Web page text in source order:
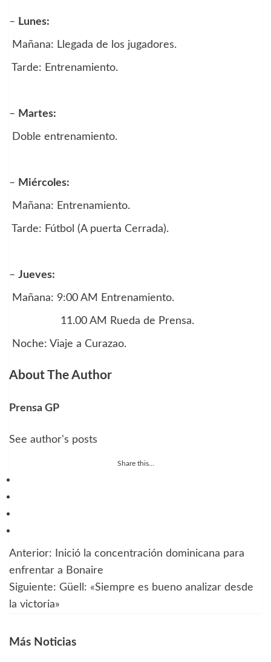
– Lunes:
Mañana: Llegada de los jugadores.
Tarde: Entrenamiento.
– Martes:
Doble entrenamiento.
– Miércoles:
Mañana: Entrenamiento.
Tarde: Fútbol (A puerta Cerrada).
– Jueves:
Mañana: 9:00 AM Entrenamiento.
11.00 AM Rueda de Prensa.
Noche: Viaje a Curazao.
About The Author
Prensa GP
See author's posts
Share this...
Navegación
de
entradas
Anterior:
Inició la concentración dominicana para
enfrentar a Bonaire
Siguiente: Güell: «Siempre es bueno analizar desde
la victoria»
Más Noticias